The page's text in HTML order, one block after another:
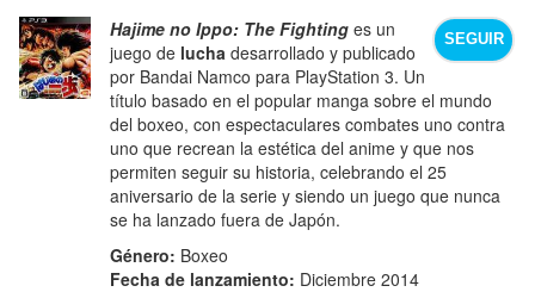
SEGUIR
Hajime no Ippo: The Fighting es un
juego de lucha desarrollado y publicado
por Bandai Namco para PlayStation 3. Un
título basado en el popular manga sobre el mundo
del boxeo, con espectaculares combates uno contra
uno que recrean la estética del anime y que nos
permiten seguir su historia, celebrando el 25
aniversario de la serie y siendo un juego que nunca
se ha lanzado fuera de Japón.
Género: Boxeo
Fecha de lanzamiento: Diciembre 2014